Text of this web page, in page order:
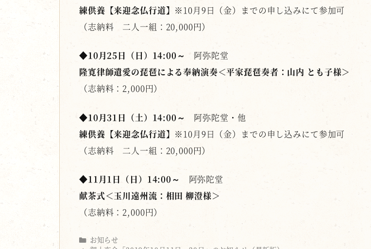
練供養【来迎念仏行道】 ※10月9日（金）までの申し込みにて参加可
（志納料 二人一組：20,000円）
◆10月25日（日）14:00～
阿弥陀堂
隆寛律師遺愛の琵琶による奉納演奏＜平家琵琶奏者：山内 とも子様＞
（志納料：2,000円）
◆10月31日（土）14:00～
阿弥陀堂・他
練供養【来迎念仏行道】 ※10月9日（金）までの申し込みにて参加可
（志納料 二人一組：20,000円）
◆11月1日（日）14:00～
阿弥陀堂
献茶式＜玉川遠州流：相田 柳澄様＞
（志納料：2,000円）
Categories
お知らせ